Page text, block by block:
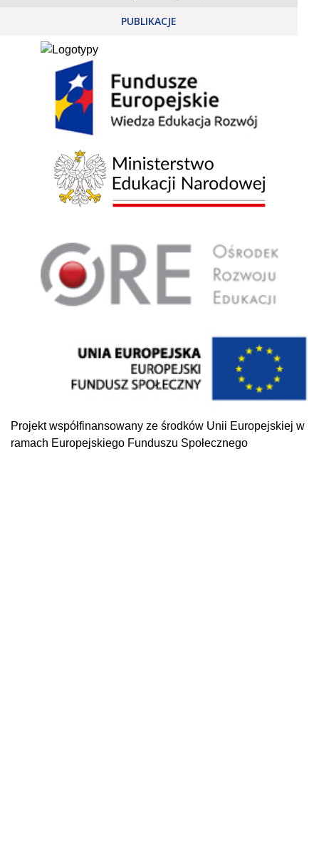
PUBLIKACJE
Projekt współfinansowany ze środków Unii Europejskiej w
ramach Europejskiego Funduszu Społecznego